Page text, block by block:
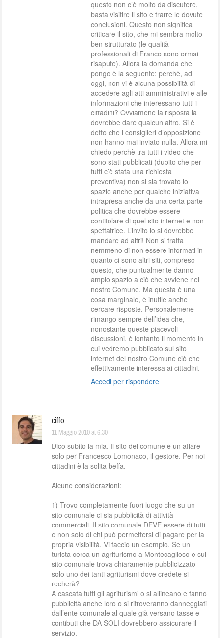
questo non c’è molto da discutere,
basta visitire il sito e trarre le dovute
conclusioni. Questo non significa
criticare il sito, che mi sembra molto
ben strutturato (le qualità
professionali di Franco sono ormai
risapute). Allora la domanda che
pongo è la seguente: perchè, ad
oggi, non vi è alcuna possibilità di
accedere agli atti amministrativi e alle
informazioni che interessano tutti i
cittadini? Ovviamene la risposta la
dovrebbe dare qualcun altro. Si è
detto che i consiglieri d’opposizione
non hanno mai inviato nulla. Allora mi
chiedo perchè tra tutti i video che
sono stati pubblicati (dubito che per
tutti c’è stata una richiesta
preventiva) non si sia trovato lo
spazio anche per qualche iniziativa
intrapresa anche da una certa parte
politica che dovrebbe essere
contitolare di quel sito internet e non
spettatrice. L’invito lo si dovrebbe
mandare ad altri! Non si tratta
nemmeno di non essere informati in
quanto ci sono altri siti, compreso
questo, che puntualmente danno
ampio spazio a ciò che avviene nel
nostro Comune. Ma questa è una
cosa marginale, è inutile anche
cercare risposte. Personalemene
rimango sempre dell’idea che,
nonostante queste piacevoli
discussioni, è lontanto il momento in
cui vedremo pubblicato sul sito
internet del nostro Comune ciò che
effettivamente interessa ai cittadini.
Accedi per rispondere
ciffo
11 Maggio 2010 at 6:30
Dico subito la mia. Il sito del comune è un affare
solo per Francesco Lomonaco, il gestore. Per noi
cittadini è la solita beffa.
Alcune considerazioni:
1) Trovo completamente fuori luogo che su un
sito comunale ci sia pubblicità di attività
commerciali. Il sito comunale DEVE essere di tutti
e non solo di chi può permettersi di pagare per la
propria visibilità. Vi faccio un esempio. Se un
turista cerca un agriturismo a Montecaglioso e sul
sito comunale trova chiaramente pubblicizzato
solo uno dei tanti agriturismi dove credete si
recherà?
A cascata tutti gli agriturismi o si allineano e fanno
pubblicità anche loro o si ritroveranno danneggiati
dall’ente comunale al quale già versano tasse e
contibuti che DA SOLI dovrebbero assicurare il
servizio.